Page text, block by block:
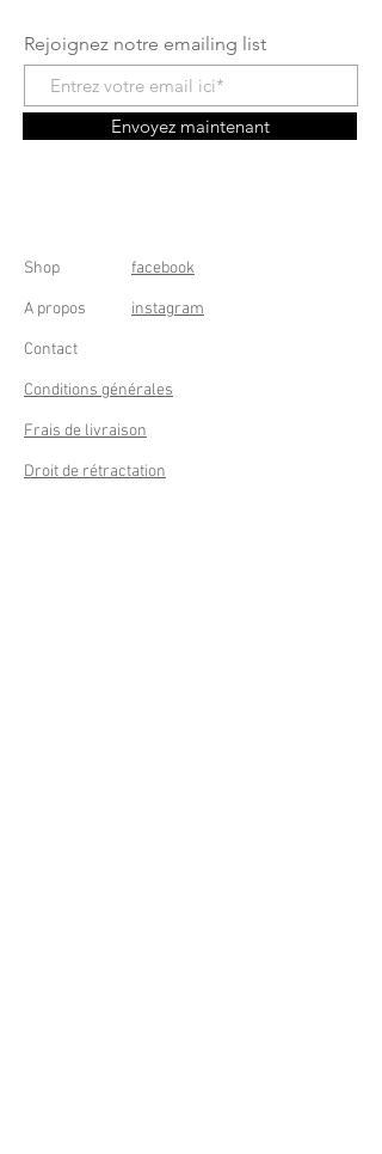
Rejoignez notre emailing list
Envoyez maintenant
Shop
A propos
Contact
Conditions générales
Frais de livraison
Droit de rétractation
facebook
instagram